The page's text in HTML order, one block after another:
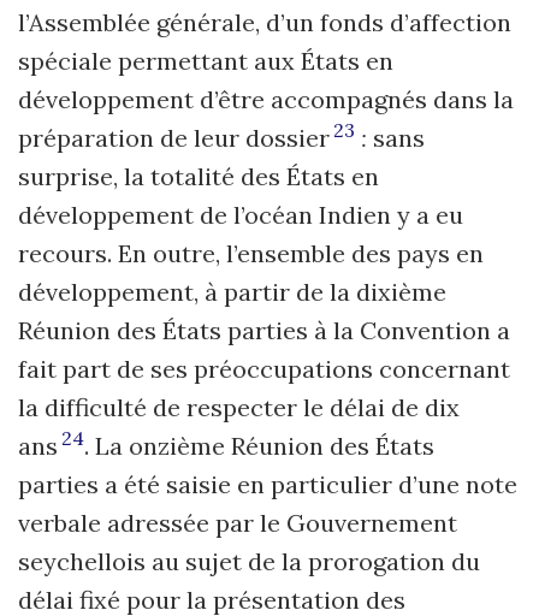
l’Assemblée générale, d’un fonds d’affection
spéciale permettant aux États en
développement d’être accompagnés dans la
préparation de leur dossier 23 : sans
surprise, la totalité des États en
développement de l’océan Indien y a eu
recours. En outre, l’ensemble des pays en
développement, à partir de la dixième
Réunion des États parties à la Convention a
fait part de ses préoccupations concernant
la difficulté de respecter le délai de dix
ans 24. La onzième Réunion des États
parties a été saisie en particulier d’une note
verbale adressée par le Gouvernement
seychellois au sujet de la prorogation du
délai fixé pour la présentation des